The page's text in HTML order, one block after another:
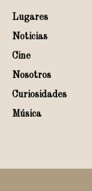
Lugares
Noticias
Cine
Nosotros
Curiosidades
Música